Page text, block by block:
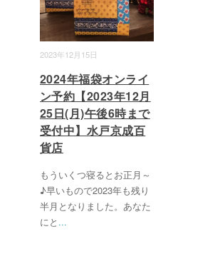
2023年12月15日
2024年福袋オンライ
ン予約【2023年12月
25日(月)午後6時まで
受付中】水戸京成百
貨店
もういくつ寝るとお正月～
♪早いもので2023年も残り
半月となりました。あなた
にと ...